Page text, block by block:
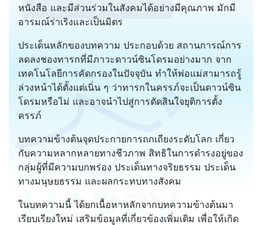
หนังสือ และมีส่วนร่วมในสังคมได้อย่างมีคุณภาพ มักมี
อารมณ์ร่าเริงและเป็นมิตร
ประเด็นหลักของบทความ ประกอบด้วย สถานการณ์การ
ลดลงชองทารกที่มีภาวะดาวน์ซินโดรมอย่างมาก จาก
เทคโนโลยีการคัดกรองในปัจจุบัน ทำให้พ่อแม่สามารถรู้
ล่วงหน้าได้ตั้งแต่เนิ่น ๆ ว่าทารกในครรภ์จะเป็นดาวน์ซิน
โดรมหรือไม่ และอาจนำไปสู่การตัดสินใจยุติการตั้ง
ครรภ์
บทความข้างต้นจุดประกายการถกเถียงระดับโลก เกี่ยว
กับความหลากหลายทางชีวภาพ สิทธิในการดำรงอยู่ของ
กลุ่มผู้ที่มีความบกพร่อง ประเด็นทางจริยธรรม ประเด็น
ทางมนุษยธรรม และผลกระทบทางสังคม
ในบทความนี้ ได้ยกเนื้อหาหลักจากบทความข้างต้นมา
เรียบเรียงใหม่ เสริมข้อมูลที่เกี่ยวข้องเพิ่มเติม เพื่อให้เกิด